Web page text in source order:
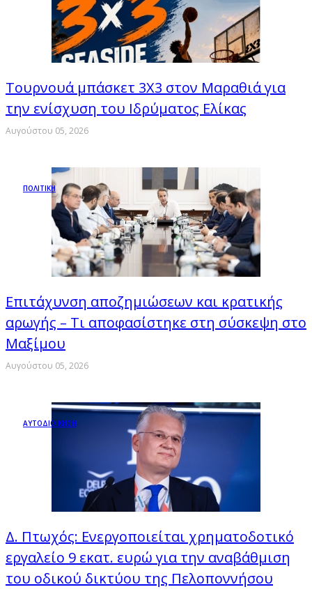
Τουρνουά μπάσκετ 3Χ3 στον Μαραθιά για
την ενίσχυση του Ιδρύματος Ελίκας
Αυγούστου 05, 2026
ΠΟΛΙΤΙΚΗ
Επιτάχυνση αποζημιώσεων και κρατικής
αρωγής – Τι αποφασίστηκε στη σύσκεψη στο
Μαξίμου
Αυγούστου 05, 2026
ΑΥΤΟΔΙΟΙΚΗΣΗ
Δ. Πτωχός: Ενεργοποιείται χρηματοδοτικό
εργαλείο 9 εκατ. ευρώ για την αναβάθμιση
του οδικού δικτύου της Πελοποννήσου